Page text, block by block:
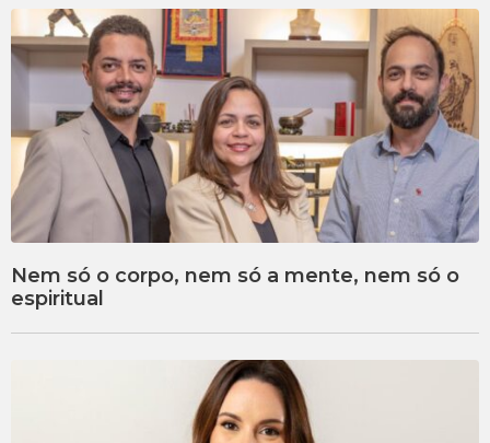
Nem só o corpo, nem só a mente, nem só o
espiritual